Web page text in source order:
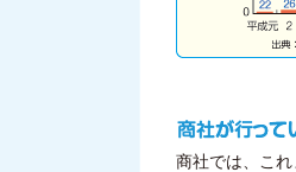
商社では、こ